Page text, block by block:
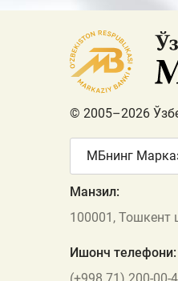
© 2005–2026
МБнинг
Манзил:
100001, Тошкент
Ишонч телефони: